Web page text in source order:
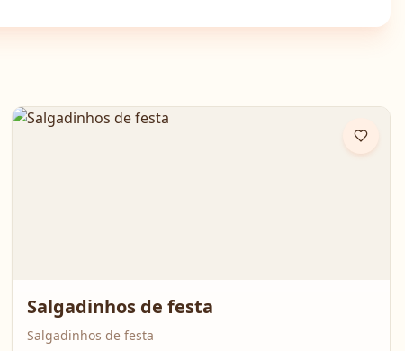
Salgadinhos de festa
Salgadinhos de festa